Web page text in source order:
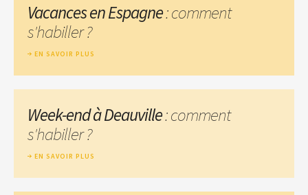
Vacances en Espagne: comment
s'habiller ?
EN SAVOIR PLUS
Week-end à Deauville: comment
s'habiller ?
EN SAVOIR PLUS